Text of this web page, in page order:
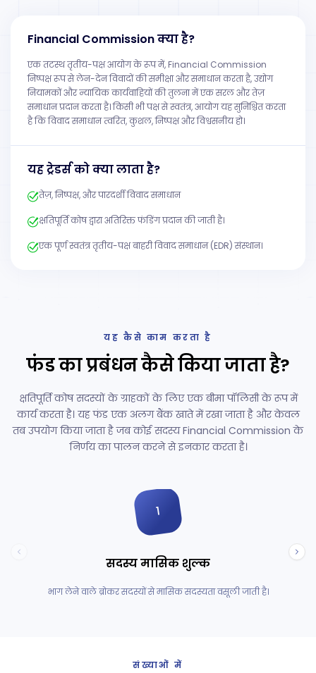
Financial Commission क्या है?
एक तटस्थ तृतीय-पक्ष आयोग के रूप में, Financial Commission
निष्पक्ष रूप से लेन-देन विवादों की समीक्षा और समाधान करता है, उद्योग
नियामकों और न्यायिक कार्यवाहियों की तुलना में एक सरल और तेज़
समाधान प्रदान करता है। किसी भी पक्ष से स्वतंत्र, आयोग यह सुनिश्चित करता
है कि विवाद समाधान त्वरित, कुशल, निष्पक्ष और विश्वसनीय हो।
यह ट्रेडर्स को क्या लाता है?
तेज़, निष्पक्ष, और पारदर्शी विवाद समाधान
क्षतिपूर्ति कोष द्वारा अतिरिक्त फंडिंग प्रदान की जाती है।
एक पूर्ण स्वतंत्र तृतीय-पक्ष बाहरी विवाद समाधान (EDR) संस्थान।
यह कैसे काम करता है
फंड का प्रबंधन कैसे किया जाता है?
क्षतिपूर्ति कोष सदस्यों के ग्राहकों के लिए एक बीमा पॉलिसी के रूप में
कार्य करता है। यह फंड एक अलग बैंक खाते में रखा जाता है और केवल
तब उपयोग किया जाता है जब कोई सदस्य Financial Commission के
निर्णय का पालन करने से इनकार करता है।
1
सदस्य मासिक शुल्क
भाग लेने वाले ब्रोकर सदस्यों से मासिक सदस्यता वसूली जाती है।
संख्याओं में